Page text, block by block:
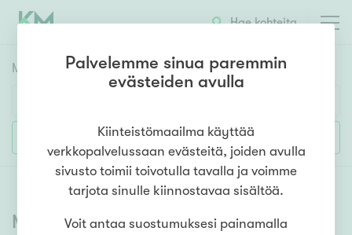
Hae kohteita
Myyntikohteet
Huoneluku
1h 2h 3h 4h 5h+
Asuntotyyppi
Lisää hakuehtoja
Myytävät asunnot (6397)
Palvelemme sinua paremmin
evästeiden avulla
Kiinteistömaailma käyttää
verkkopalvelussaan evästeitä, joiden avulla
sivusto toimii toivotulla tavalla ja voimme
tarjota sinulle kiinnostavaa sisältöä.
Voit antaa suostumuksesi painamalla